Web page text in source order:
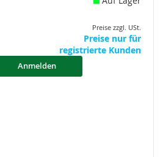
Preise zzgl. USt.
Preise nur für
registrierte Kunden
Anmelden